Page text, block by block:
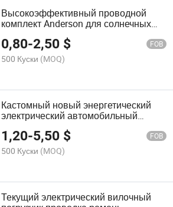
Высокоэффективный проводной
комплект Anderson для солнечных
панелей для новых энергетических
транспортных средств
0,80-2,50 $ FOB
500 Куски (MOQ)
Кастомный новый энергетический
электрический автомобильный
аккумулятор устойчивый
проводящий шкаф для хранения
энергии проводка для
высоковольтного аккумулятора
солнечный кабель
1,20-5,50 $ FOB
500 Куски (MOQ)
Текущий электрический вилочный